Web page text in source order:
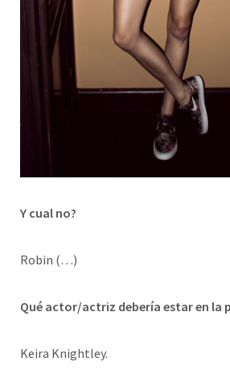
Y cual no?
Robin (…)
Qué actor/actriz debería estar en la
Keira Knightley.